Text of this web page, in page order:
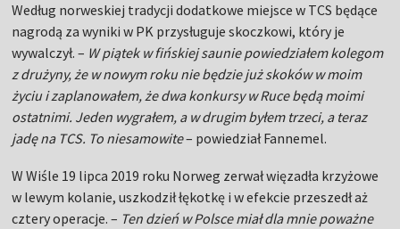
Według norweskiej tradycji dodatkowe miejsce w TCS będące
nagrodą za wyniki w PK przysługuje skoczkowi, który je
wywalczył. – W piątek w fińskiej saunie powiedziałem kolegom
z drużyny, że w nowym roku nie będzie już skoków w moim
życiu i zaplanowałem, że dwa konkursy w Ruce będą moimi
ostatnimi. Jeden wygrałem, a w drugim byłem trzeci, a teraz
jadę na TCS. To niesamowite– powiedział Fannemel.
W Wiśle 19 lipca 2019 roku Norweg zerwał więzadła krzyżowe
w lewym kolanie, uszkodził łękotkę i w efekcie przeszedł aż
cztery operacje. – Ten dzień w Polsce miał dla mnie poważne